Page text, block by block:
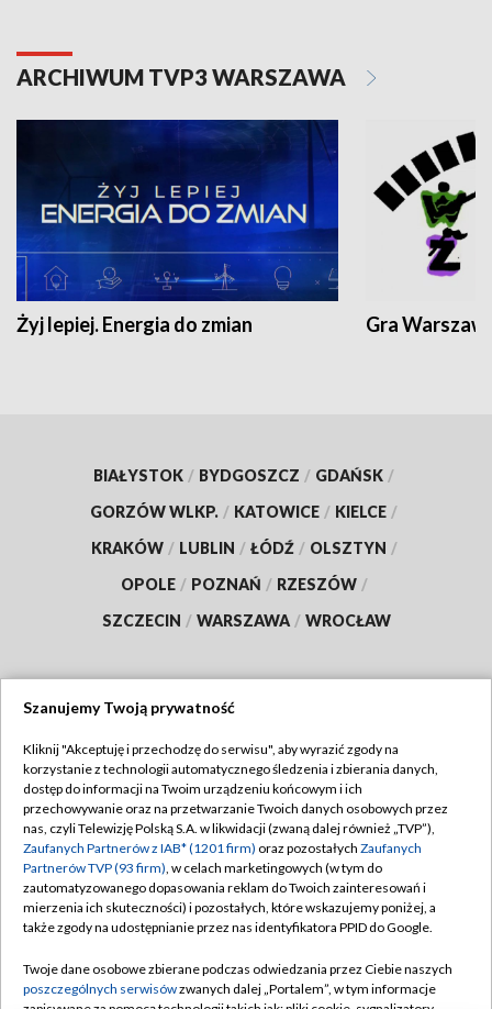
ARCHIWUM TVP3 WARSZAWA
Żyj lepiej. Energia do zmian Gra
BIAŁYSTOK / BYDGOSZCZ / GDAŃSK /
GORZÓW WLKP. / KATOWICE / KIELCE /
KRAKÓW / LUBLIN / ŁÓDŹ / OLSZTYN /
OPOLE / POZNAŃ / RZESZÓW /
SZCZECIN / WARSZAWA / WROCŁAW
TVP
Abonament TVP
Emisja w TVP
Centrum informacji TVP
Naziemna Telewizja Cyfrowa
Rada Programowa
Regulamin TVP
Polityka prywatności
Moje zgody
Pomoc
Kontakt
Szanujemy Twoją prywatność
Kliknij "Akceptuję i przechodzę do serwisu", aby wyrazić zgody na
korzystanie z technologii automatycznego śledzenia i zbierania danych,
dostęp do informacji na Twoim urządzeniu końcowym i ich
przechowywanie oraz na przetwarzanie Twoich danych osobowych przez
nas, czyli Telewizję Polską S.A. w likwidacji (zwaną dalej również „TVP”),
Zaufanych Partnerów z IAB* (1201 firm) oraz pozostałych Zaufanych
Partnerów TVP (93 firm), w celach marketingowych (w tym do
zautomatyzowanego dopasowania reklam do Twoich zainteresowań i
mierzenia ich skuteczności) i pozostałych, które wskazujemy poniżej, a
także zgody na udostępnianie przez nas identyfikatora PPID do Google.
Twoje dane osobowe zbierane podczas odwiedzania przez Ciebie naszych
poszczególnych serwisówzwanych dalej „Portalem”, w tym informacje